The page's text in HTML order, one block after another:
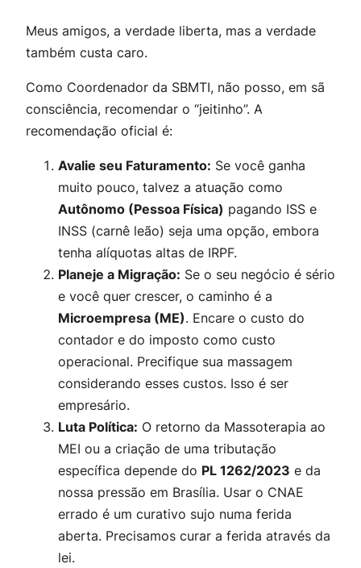
Meus amigos, a verdade liberta, mas a verdade
também custa caro.
Como Coordenador da SBMTI, não posso, em sã
consciência, recomendar o “jeitinho”. A
recomendação oficial é:
Avalie seu Faturamento: Se você ganha
muito pouco, talvez a atuação como
Autônomo (Pessoa Física) pagando ISS e
INSS (carnê leão) seja uma opção, embora
tenha alíquotas altas de IRPF.
Planeje a Migração: Se o seu negócio é sério
e você quer crescer, o caminho é a
Microempresa (ME). Encare o custo do
contador e do imposto como custo
operacional. Precifique sua massagem
considerando esses custos. Isso é ser
empresário.
Luta Política: O retorno da Massoterapia ao
MEI ou a criação de uma tributação
específica depende do PL 1262/2023 e da
nossa pressão em Brasília. Usar o CNAE
errado é um curativo sujo numa ferida
aberta. Precisamos curar a ferida através da
lei.